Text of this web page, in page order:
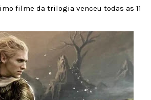
filme da trilogia venceu todas as 11